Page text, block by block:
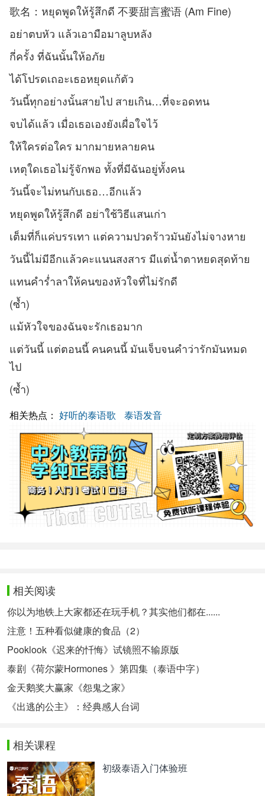
歌名：หยุดพูดให้รู้สึกดี 不要甜言蜜语 (Am Fine)
อย่าตบหัว แล้วเอามือมาลูบหลัง
กี่ครั้ง ที่ฉันนั้นให้อภัย
ได้โปรดเถอะเธอหยุดแก้ตัว
วันนี้ทุกอย่างนั้นสายไป สายเกิน…ที่จะอดทน
จบได้แล้ว เมื่อเธอเองยังเผื่อใจไว้
ให้ใครต่อใคร มากมายหลายคน
เหตุใดเธอไม่รู้จักพอ ทั้งที่มีฉันอยู่ทั้งคน
วันนี้จะไม่ทนกับเธอ…อีกแล้ว
หยุดพูดให้รู้สึกดี อย่าใช้วิธีแสนเก่า
เต็มที่ก็แค่บรรเทา แต่ความปวดร้าวมันยังไม่จางหาย
วันนี้ไม่มีอีกแล้วคะแนนสงสาร มีแต่น้ำตาหยดสุดท้าย
แทนคำร่ำลาให้คนของหัวใจที่ไม่รักดี
(ซ้ำ)
แม้หัวใจของฉันจะรักเธอมาก
แต่วันนี้ แต่ตอนนี้ คนคนนี้ มันเจ็บจนคำว่ารักมันหมด
ไป
(ซ้ำ)
相关热点： 好听的泰语歌 泰语发音
相关阅读
你以为地铁上大家都还在玩手机？其实他们都在......
注意！五种看似健康的食品（2）
Pooklook《迟来的忏悔》试镜照不输原版
泰剧《荷尔蒙Hormones 》第四集（泰语中字）
金天鹅奖大赢家《怨鬼之家》
《出逃的公主》：经典感人台词
相关课程
初级泰语入门体验班